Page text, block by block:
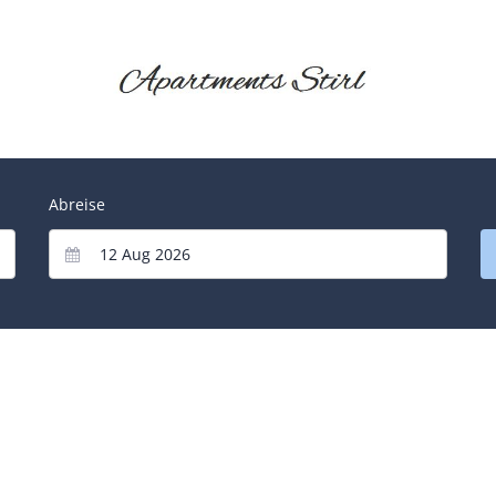
Abreise